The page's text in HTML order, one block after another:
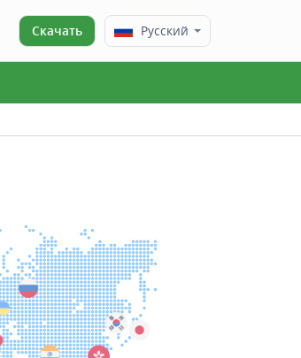
Скачать Русский